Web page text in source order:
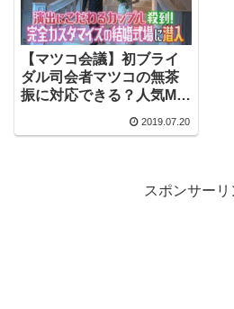
【マツコ会議】初ブライ
ダル司会者マツコの無茶
振に対応できる？人気MC
2019.07.20
スポンサーリ